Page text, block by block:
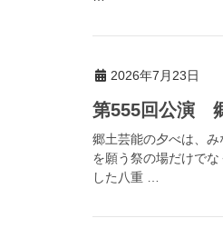
2026年7月23日
第555回公演
郷土芸能の夕べは、
を願う祭の場だけで
した八重 …